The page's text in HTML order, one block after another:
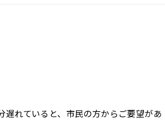
れていると、市民の方からご要望があ